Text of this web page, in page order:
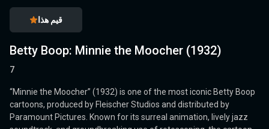
قيم هذا
Betty Boop: Minnie the Moocher (1932)
7
“Minnie the Moocher” (1932) is one of the most iconic Betty Boop
cartoons, produced by Fleischer Studios and distributed by
Paramount Pictures. Known for its surreal animation, lively jazz